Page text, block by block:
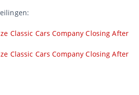
Classic Cars Company Closing After
Classic Cars Company Closing After